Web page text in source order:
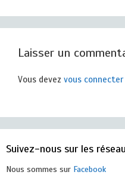
Laisser un
Vous devez vous connecter
Suivez-nous sur les
Nous sommes sur Facebook